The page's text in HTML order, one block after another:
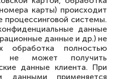
карты) происходит
системы.
данные
данные и др.) не
полностью
не может получить
данные клиента. При
данными применяется